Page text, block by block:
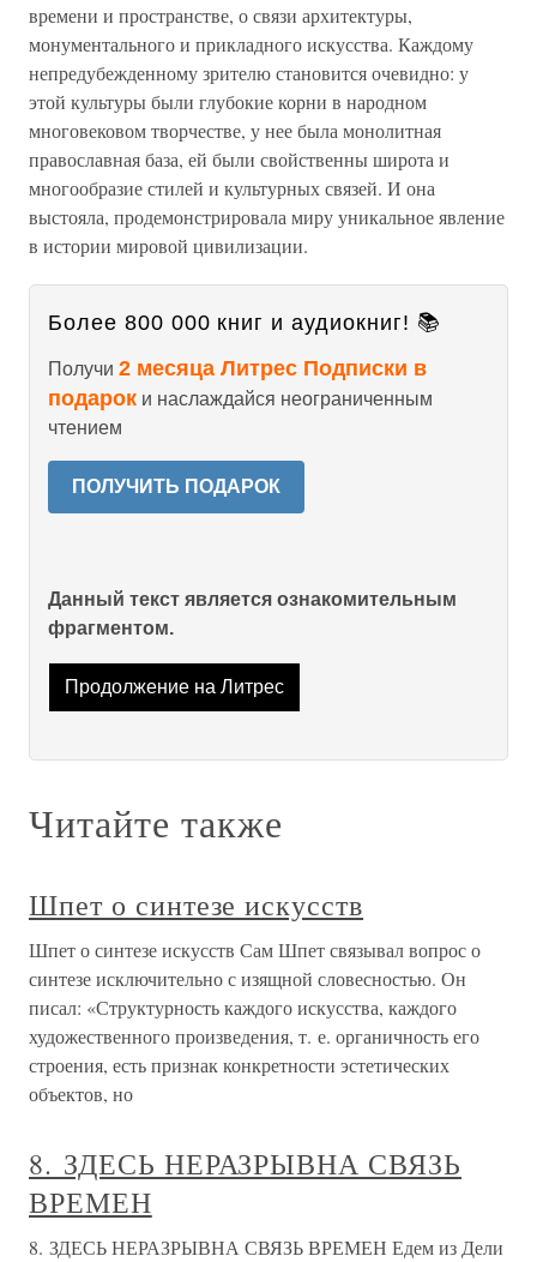
времени и пространстве, о связи архитектуры,
монументального и прикладного искусства. Каждому
непредубежденному зрителю становится очевидно: у
этой культуры были глубокие корни в народном
многовековом творчестве, у нее была монолитная
православная база, ей были свойственны широта и
многообразие стилей и культурных связей. И она
выстояла, продемонстрировала миру уникальное явление
в истории мировой цивилизации.
Более 800 000 книг и аудиокниг! 📚
Получи 2 месяца Литрес Подписки в
подарок и наслаждайся неограниченным
чтением
ПОЛУЧИТЬ ПОДАРОК
Данный текст является ознакомительным
фрагментом.
Продолжение на Литрес
Читайте также
Шпет о синтезе искусств
Шпет о синтезе искусств Сам Шпет связывал вопрос о
синтезе исключительно с изящной словесностью. Он
писал: «Структурность каждого искусства, каждого
художественного произведения, т. е. органичность его
строения, есть признак конкретности эстетических
объектов, но
8. ЗДЕСЬ НЕРАЗРЫВНА СВЯЗЬ
ВРЕМЕН
8. ЗДЕСЬ НЕРАЗРЫВНА СВЯЗЬ ВРЕМЕН Едем из Дели